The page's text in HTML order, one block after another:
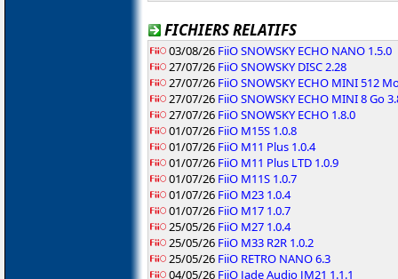
FICHIERS RELATIFS
03/08/26 FiiO SNOWSKY ECHO NANO 1.5.0
27/07/26 FiiO SNOWSKY DISC 2.28
27/07/26 FiiO SNOWSKY ECHO MINI 512
27/07/26 FiiO SNOWSKY ECHO MINI 8 Go
27/07/26 FiiO SNOWSKY ECHO 1.8.0
01/07/26 FiiO M15S 1.0.8
01/07/26 FiiO M11 Plus 1.0.4
01/07/26 FiiO M11 Plus LTD 1.0.9
01/07/26 FiiO M11S 1.0.7
01/07/26 FiiO M23 1.0.4
01/07/26 FiiO M17 1.0.7
25/05/26 FiiO M27 1.0.4
25/05/26 FiiO M33 R2R 1.0.2
25/05/26 FiiO RETRO NANO 6.3
04/05/26 FiiO Jade Audio JM21 1.1.1